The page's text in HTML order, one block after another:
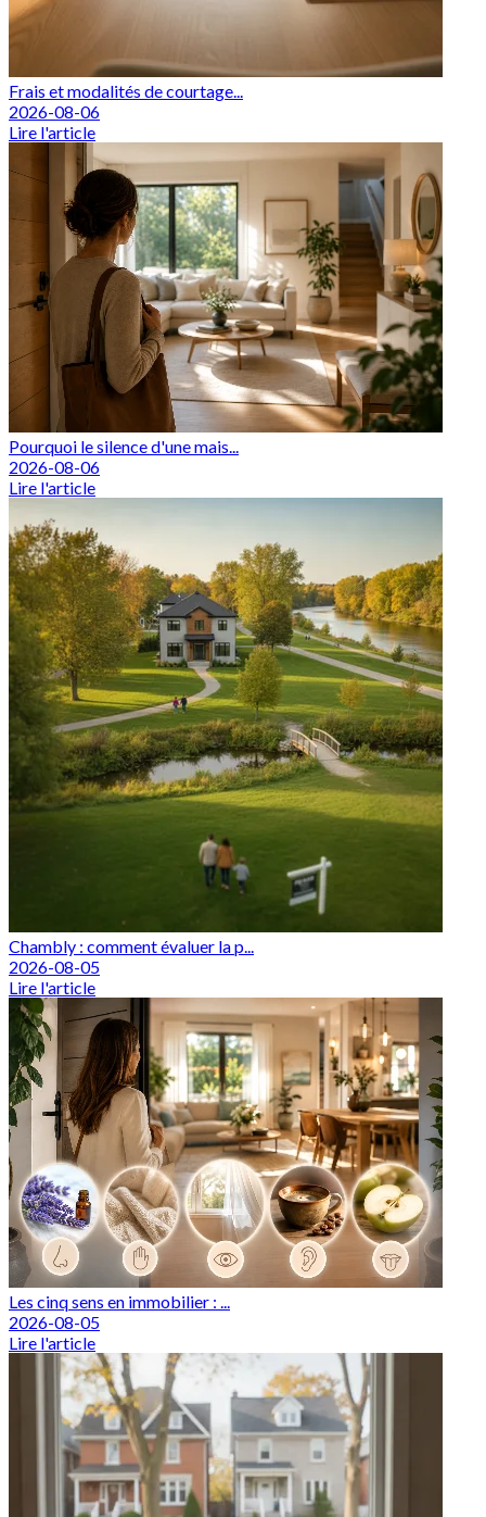
Frais et modalités de courtage...
2026-08-06
Lire l'article
Pourquoi le silence d'une mais...
2026-08-06
Lire l'article
Chambly : comment évaluer la p...
2026-08-05
Lire l'article
Les cinq sens en immobilier : ...
2026-08-05
Lire l'article